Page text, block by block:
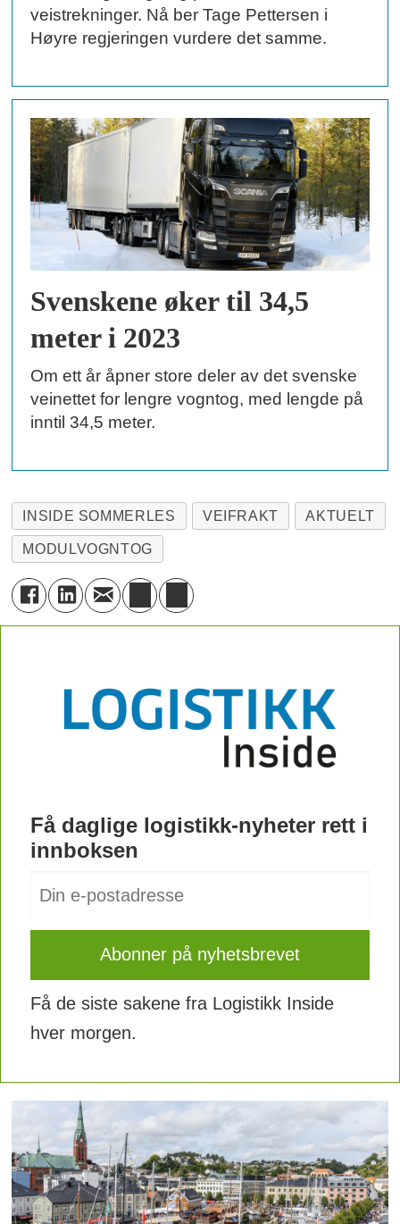
veistrekninger. Nå ber Tage Pettersen i
Høyre regjeringen vurdere det samme.
Svenskene øker til 34,5
meter i 2023
Om ett år åpner store deler av det svenske
veinettet for lengre vogntog, med lengde på
inntil 34,5 meter.
INSIDE SOMMERLES VEIFRAKT AKTUELT
MODULVOGNTOG
Få daglige logistikk-nyheter rett i
innboksen
Få de siste sakene fra Logistikk Inside
hver morgen.